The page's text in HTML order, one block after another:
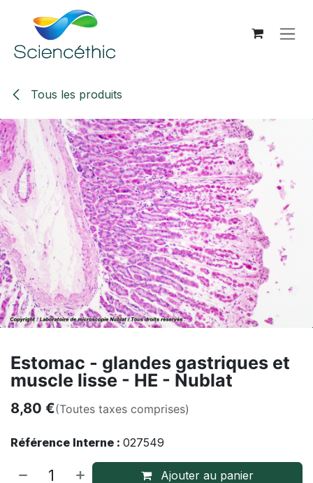
Se rendre au contenu
Tous les produits
Estomac - glandes gastriques et
muscle lisse - HE - Nublat
8,80 €(Toutes taxes comprises)
Référence Interne : 027549
Ajouter au panier